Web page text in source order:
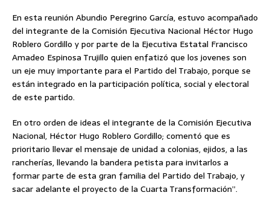
En esta reunión Abundio Peregrino García, estuvo acompañado
del integrante de la Comisión Ejecutiva Nacional Héctor Hugo
Roblero Gordillo y por parte de la Ejecutiva Estatal Francisco
Amadeo Espinosa Trujillo quien enfatizó que los jovenes son
un eje muy importante para el Partido del Trabajo, porque se
están integrado en la participación política, social y electoral
de este partido.
En otro orden de ideas el integrante de la Comisión Ejecutiva
Nacional, Héctor Hugo Roblero Gordillo; comentó que es
prioritario llevar el mensaje de unidad a colonias, ejidos, a las
rancherías, llevando la bandera petista para invitarlos a
formar parte de esta gran familia del Partido del Trabajo, y
sacar adelante el proyecto de la Cuarta Transformación”.